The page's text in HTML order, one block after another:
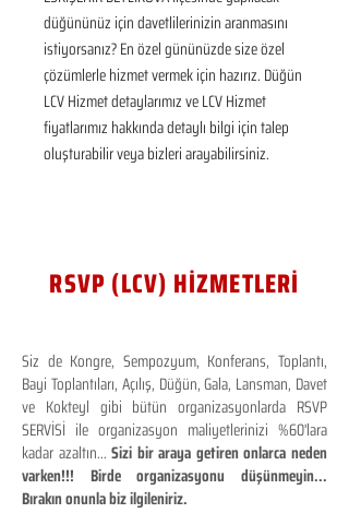
düğününüz için davetlilerinizin aranmasını
istiyorsanız? En özel gününüzde size özel
çözümlerle hizmet vermek için hazırız. Düğün
LCV Hizmet detaylarımız ve LCV Hizmet
fiyatlarımız hakkında detaylı bilgi için talep
oluşturabilir veya bizleri arayabilirsiniz.
RSVP (LCV) HİZMETLERİ
Siz de Kongre, Sempozyum, Konferans, Toplantı,
Bayi Toplantıları, Açılış, Düğün, Gala, Lansman, Davet
ve Kokteyl gibi bütün organizasyonlarda RSVP
SERVİSİ ile organizasyon maliyetlerinizi %60'lara
kadar azaltın...Sizi bir araya getiren onlarca neden
varken!!! Birde organizasyonu düşünmeyin...
Bırakın onunla biz ilgileniriz.